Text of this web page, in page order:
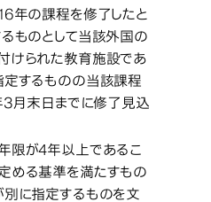
年の課程を修了したと
ものとして当該外国の
けられた教育施設であ
定するものの当該課程
月末日までに修了見込
限が4年以上であるこ
める基準を満たすもの
別に指定するものを文